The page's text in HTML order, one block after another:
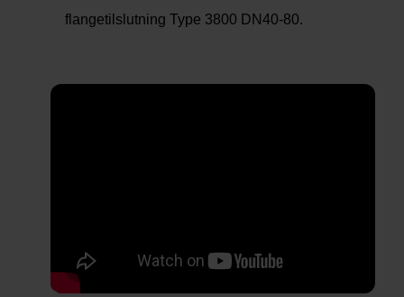
flangetilslutning Type 3800 DN40-80.